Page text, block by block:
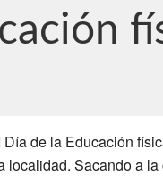
Día de la Educación
localidad. Sacando a